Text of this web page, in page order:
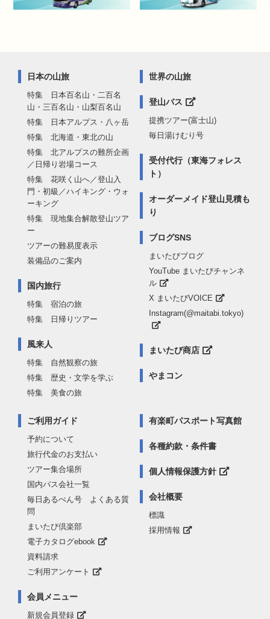
日本の山旅
特集 日本百名山・二百名
山・三百名山・山梨百名山
特集 日本アルプス・八ヶ岳
特集 北海道・東北の山
特集 北アルプスの難所企画
／日帰り岩場コース
特集 花咲く山へ／登山入
門・初級／ハイキング・ウォ
ーキング
特集 現地集合解散登山ツア
ー
ツアーの難易度表示
装備品のご案内
国内旅行
特集 宿泊の旅
特集 日帰りツアー
風来人
特集 自然観察の旅
特集 歴史・文学を学ぶ
特集 美食の旅
世界の山旅
登山バス
提携ツアー(富士山)
毎日湯けむり号
受付代行（東海フォレス
ト）
オーダーメイド登山見積も
り
ブログSNS
まいたびブログ
YouTube まいたびチャンネ
ル
X まいたびVOICE
Instagram(@maitabi.tokyo)
まいたび商店
やまコン
ご利用ガイド
予約について
旅行代金のお支払い
ツアー集合場所
国内バス会社一覧
毎日あるぺん号 よくある質
問
まいたび倶楽部
電子カタログebook
資料請求
ご利用アンケート
会員メニュー
新規会員登録
有楽町パスポート写真館
各種約款・条件書
個人情報保護方針
会社概要
標識
採用情報